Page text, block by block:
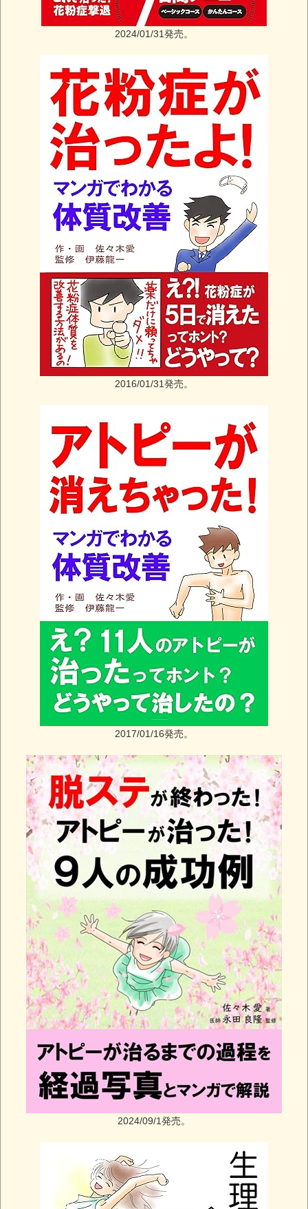
2024/01/31発売。
2016/01/31発売。
2017/01/16発売。
2024/09/1発売。